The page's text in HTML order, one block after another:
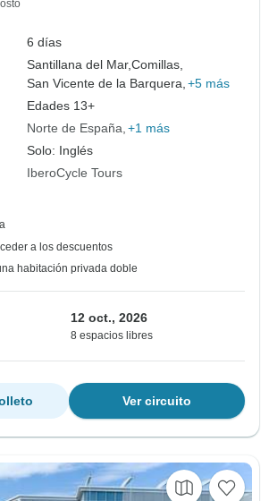
6 días
Santillana del Mar,Comillas,
San Vicente de la Barquera, +5 más
Edades 13+
Norte de España +1 más
Solo: Inglés
IberoCycle Tours
a los descuentos
habitación privada doble
12 oct., 2026
8 espacios libres
Ver circuito